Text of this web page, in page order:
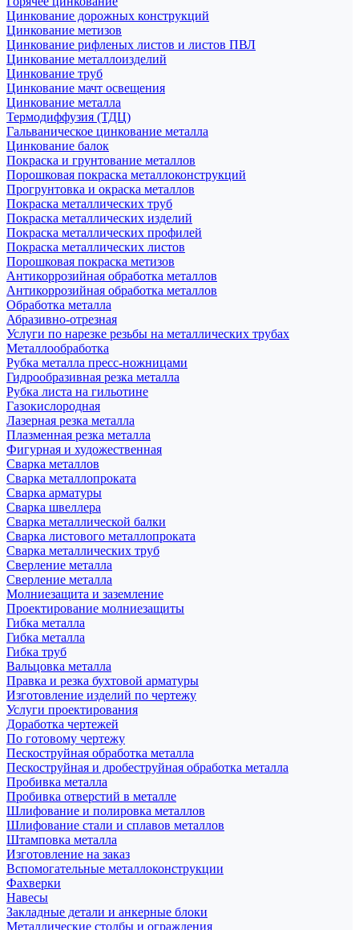
Цинкование дорожных конструкций
Цинкование метизов
Цинкование рифленых листов и листов ПВЛ
Цинкование металлоизделий
Цинкование труб
Цинкование мачт освещения
Цинкование металла
Термодиффузия (ТДЦ)
Гальваническое цинкование металла
Цинкование балок
Покраска и грунтование металлов
Порошковая покраска металлоконструкций
Прогрунтовка и окраска металлов
Покраска металлических труб
Покраска металлических изделий
Покраска металлических профилей
Покраска металлических листов
Порошковая покраска метизов
Антикоррозийная обработка металлов
Антикоррозийная обработка металлов
Обработка металла
Абразивно-отрезная
Услуги по нарезке резьбы на металлических трубах
Металлообработка
Рубка металла пресс-ножницами
Гидрообразивная резка металла
Рубка листа на гильотине
Газокислородная
Лазерная резка металла
Плазменная резка металла
Фигурная и художественная
Сварка металлов
Сварка металлопроката
Сварка арматуры
Сварка швеллера
Сварка металлической балки
Сварка листового металлопроката
Сварка металлических труб
Сверление металла
Сверление металла
Молниезащита и заземление
Проектирование молниезащиты
Гибка металла
Гибка металла
Гибка труб
Вальцовка металла
Правка и резка бухтовой арматуры
Изготовление изделий по чертежу
Услуги проектирования
Доработка чертежей
По готовому чертежу
Пескоструйная обработка металла
Пескоструйная и дробеструйная обработка металла
Пробивка металла
Пробивка отверстий в металле
Шлифование и полировка металлов
Шлифование стали и сплавов металлов
Штамповка металла
Изготовление на заказ
Вспомогательные металлоконструкции
Фахверки
Навесы
Закладные детали и анкерные блоки
Металлические столбы и ограждения